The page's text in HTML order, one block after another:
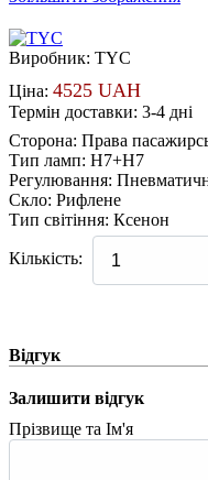
Виробник: TYC
Ціна: 4525 UAH
Термін доставки: 3-4 дні
Сторона: Права
Тип ламп: H7+H7
Регулювання:
Скло: Рифлене
Тип світіння: Ксенон
Кількість:
Відгук
Залишити відгук
Прізвище та Ім'я